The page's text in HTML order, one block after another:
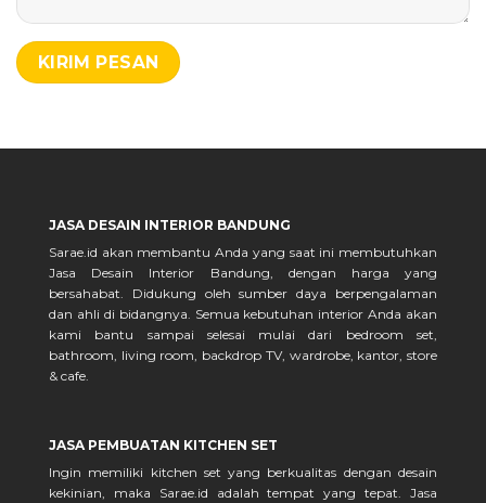
JASA DESAIN INTERIOR BANDUNG
Sarae.id akan membantu Anda yang saat ini membutuhkan
Jasa Desain Interior Bandung, dengan harga yang
bersahabat. Didukung oleh sumber daya berpengalaman
dan ahli di bidangnya. Semua kebutuhan interior Anda akan
kami bantu sampai selesai mulai dari bedroom set,
bathroom, living room, backdrop TV, wardrobe, kantor, store
& cafe.
JASA PEMBUATAN KITCHEN SET
Ingin memiliki kitchen set yang berkualitas dengan desain
kekinian, maka Sarae.id adalah tempat yang tepat. Jasa